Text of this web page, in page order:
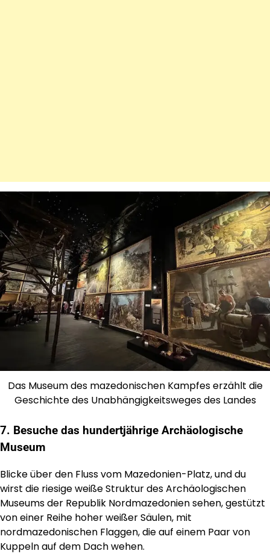
Das Museum des mazedonischen Kampfes erzählt die
Geschichte des Unabhängigkeitsweges des Landes
7. Besuche das hundertjährige Archäologische
Museum
Blicke über den Fluss vom Mazedonien-Platz, und du
wirst die riesige weiße Struktur des Archäologischen
Museums der Republik Nordmazedonien sehen, gestützt
von einer Reihe hoher weißer Säulen, mit
nordmazedonischen Flaggen, die auf einem Paar von
Kuppeln auf dem Dach wehen.